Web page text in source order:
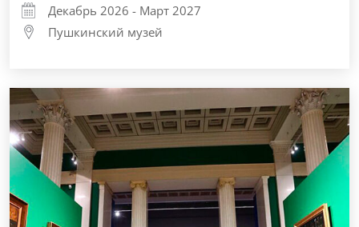
Декабрь 2026 - Март 2027
Пушкинский музей